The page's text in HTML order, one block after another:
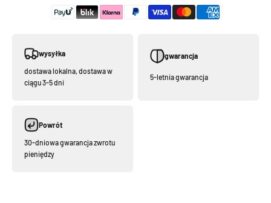
wysyłka
dostawa lokalna, dostawa w
ciągu 3-5 dni
gwarancja
5-letnia gwarancja
Powrót
30-dniowa gwarancja zwrotu
pieniędzy